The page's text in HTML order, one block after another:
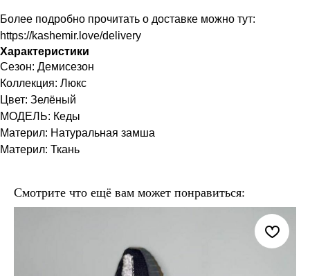
Более подробно прочитать о доставке можно тут:
https://kashemir.love/delivery
Характеристики
Сезон: Демисезон
Коллекция: Люкс
Цвет: Зелёный
МОДЕЛЬ: Кеды
Материл: Натуральная замша
Материл: Ткань
Смотрите что ещё вам может понравиться: